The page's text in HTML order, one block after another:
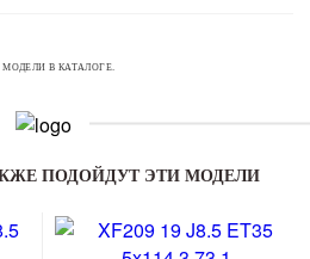
В КАТАЛОГЕ.
ПОДОЙДУТ ЭТИ МОДЕЛИ